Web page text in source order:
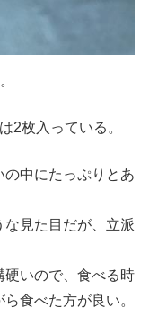
2枚入っている。
中にたっぷりとあ
見た目だが、立派
硬いので、食べる時
食べた方が良い。